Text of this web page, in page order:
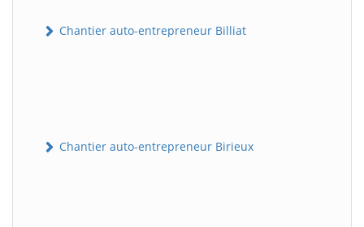
Chantier auto-entrepreneur Billiat
Chantier auto-entrepreneur Birieux